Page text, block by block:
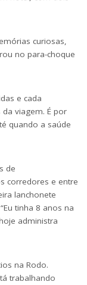
curiosas,
no para-choque
e cada
viagem. É por
quando a saúde
de
corredores e entre
lanchonete
tinha 8 anos na
administra
na Rodo.
trabalhando